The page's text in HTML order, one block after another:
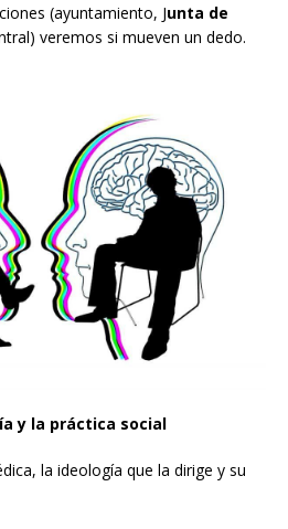
(ayuntamiento, Junta de
veremos si mueven un dedo.
y la práctica social
la ideología que la dirige y su